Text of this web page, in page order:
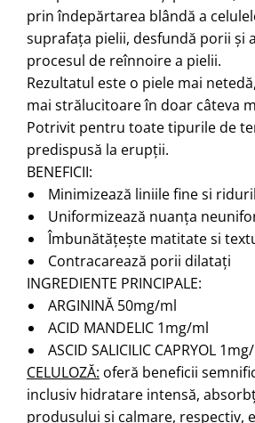
prin îndepărtarea blândă a
suprafața pielii, desfundă porii și
procesul de reînnoire a pielii.
Rezultatul este o piele mai
mai strălucitoare în doar câteva
Potrivit pentru toate tipurile de
predispusă la erupții.
BENEFICII:
Minimizează liniile fine si
Uniformizează nuanța
Îmbunătățește matitate si
Contracarează porii dilatați
INGREDIENTE PRINCIPALE:
ARGININĂ 50mg/ml
ACID MANDELIC 1mg/ml
ASCID SALICILIC CAPRYOL
CELULOZĂ: oferă beneficii
inclusiv hidratare intensă,
produsului și calmare, respectiv,